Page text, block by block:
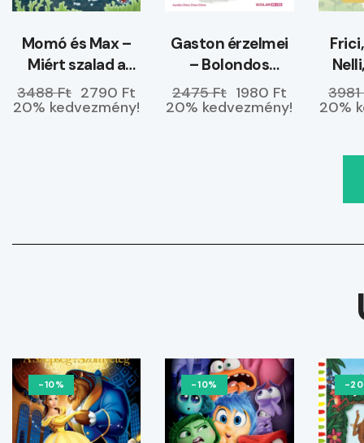
Momó és Max –
Miért szalad a
tenger a partra?
3488 Ft 2790 Ft
20% kedvezmény!
Gaston érzelmei
– Bolondos
kedvemben
vagyok
2475 Ft 1980 Ft
20% kedvezmény! 20%
-10% -10% -